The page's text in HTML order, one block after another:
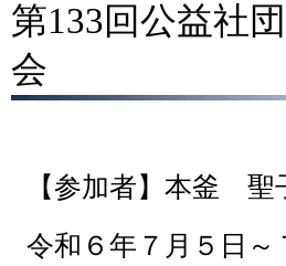
第133回公益社
会
【参加者】本釜 聖
令和６年７月５日